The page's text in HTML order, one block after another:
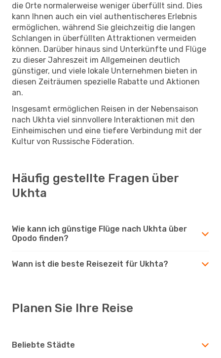
die Orte normalerweise weniger überfüllt sind. Dies
kann Ihnen auch ein viel authentischeres Erlebnis
ermöglichen, während Sie gleichzeitig die langen
Schlangen in überfüllten Attraktionen vermeiden
können. Darüber hinaus sind Unterkünfte und Flüge
zu dieser Jahreszeit im Allgemeinen deutlich
günstiger, und viele lokale Unternehmen bieten in
diesen Zeiträumen spezielle Rabatte und Aktionen
an.
Insgesamt ermöglichen Reisen in der Nebensaison
nach Ukhta viel sinnvollere Interaktionen mit den
Einheimischen und eine tiefere Verbindung mit der
Kultur von Russische Föderation.
Häufig gestellte Fragen über
Ukhta
Wie kann ich günstige Flüge nach Ukhta über
Opodo finden?
Wann ist die beste Reisezeit für Ukhta?
Planen Sie Ihre Reise
Beliebte Städte